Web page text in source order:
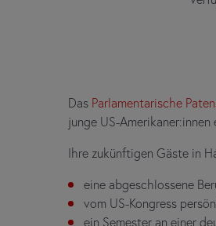
Das Parlamentarische
junge US-
Ihre zukünftigen Gäste in
eine abgeschlossene
vom US-Kongress
ein Semester an einer